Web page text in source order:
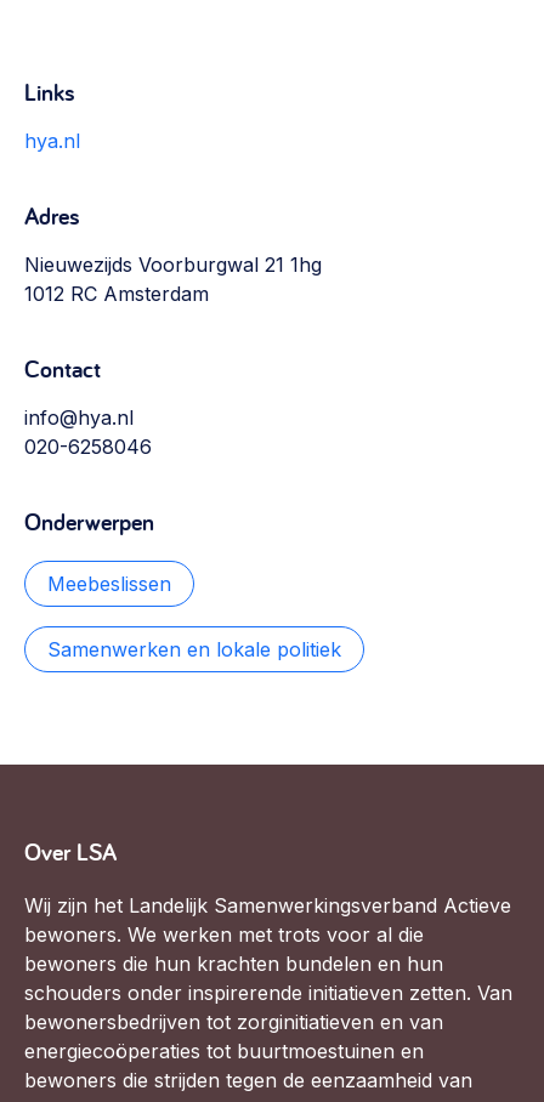
Links
hya.nl
Adres
Nieuwezijds Voorburgwal 21 1hg
1012 RC Amsterdam
Contact
info@hya.nl
020-6258046
Onderwerpen
Meebeslissen
Samenwerken en lokale politiek
Over LSA
Wij zijn het Landelijk Samenwerkingsverband Actieve
bewoners. We werken met trots voor al die
bewoners die hun krachten bundelen en hun
schouders onder inspirerende initiatieven zetten. Van
bewonersbedrijven tot zorginitiatieven en van
energiecoöperaties tot buurtmoestuinen en
bewoners die strijden tegen de eenzaamheid van